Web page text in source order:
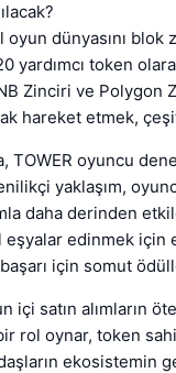
oyun dünyasını
yardımcı token
Zinciri ve Polygon
hareket etmek,
TOWER oyuncu
yaklaşım,
daha derinden
eşyalar edinmek
başarı için somut
içi satın alımların
rol oynar, token